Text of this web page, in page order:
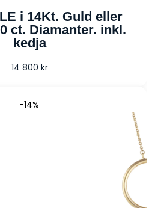
i 14Kt. Guld eller
ct. Diamanter. inkl.
kedja
14 800 kr
-14%